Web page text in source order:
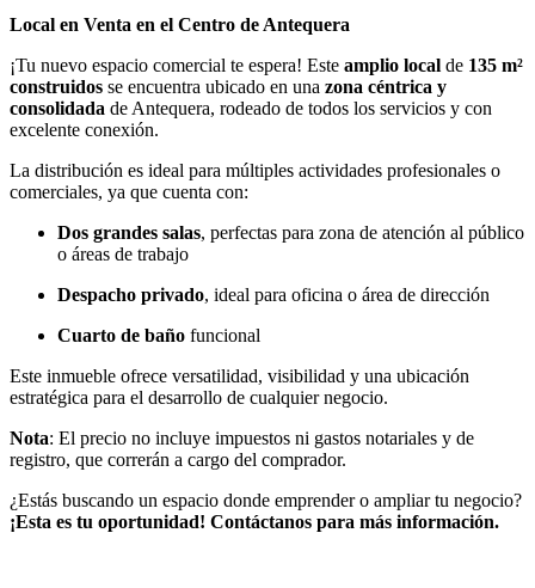
Local en Venta en el Centro de Antequera
¡Tu nuevo espacio comercial te espera! Este amplio local de 135 m²
construidos se encuentra ubicado en una zona céntrica y
consolidada de Antequera, rodeado de todos los servicios y con
excelente conexión.
La distribución es ideal para múltiples actividades profesionales o
comerciales, ya que cuenta con:
Dos grandes salas, perfectas para zona de atención al público
o áreas de trabajo
Despacho privado, ideal para oficina o área de dirección
Cuarto de baño funcional
Este inmueble ofrece versatilidad, visibilidad y una ubicación
estratégica para el desarrollo de cualquier negocio.
Nota: El precio no incluye impuestos ni gastos notariales y de
registro, que correrán a cargo del comprador.
¿Estás buscando un espacio donde emprender o ampliar tu negocio?
¡Esta es tu oportunidad! Contáctanos para más información.